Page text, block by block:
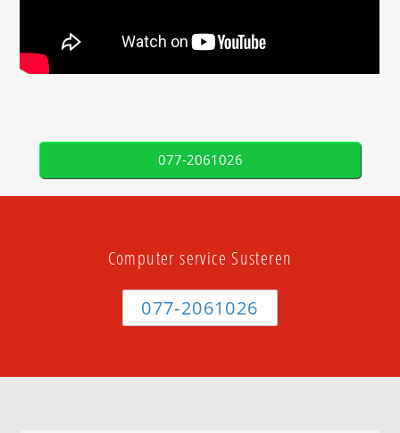
077-2061026
Computer service Susteren
077-2061026